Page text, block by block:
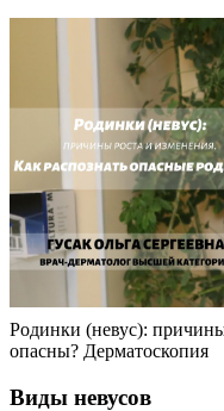
Родинки (невус):
опасны? Дерматоскопия
Виды невусов